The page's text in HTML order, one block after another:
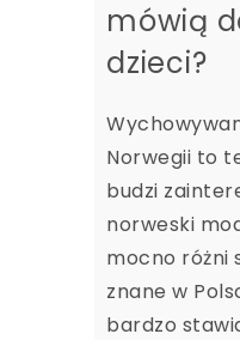
mówią
dzieci?
Norwegii to
budzi
norweski
mocno różni
znane w
bardzo